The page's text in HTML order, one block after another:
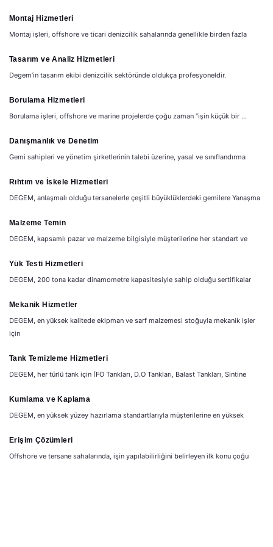
Montaj Hizmetleri
Montaj işleri, offshore ve ticari denizcilik sahalarında genellikle birden fazla
Tasarım ve Analiz Hizmetleri
Degem’in tasarım ekibi denizcilik sektöründe oldukça profesyoneldir.
Borulama Hizmetleri
Borulama işleri, offshore ve marine projelerde çoğu zaman “işin küçük bir ...
Danışmanlık ve Denetim
Gemi sahipleri ve yönetim şirketlerinin talebi üzerine, yasal ve sınıflandırma
Rıhtım ve İskele Hizmetleri
DEGEM, anlaşmalı olduğu tersanelerle çeşitli büyüklüklerdeki gemilere Yanaşma
Malzeme Temin
DEGEM, kapsamlı pazar ve malzeme bilgisiyle müşterilerine her standart ve
Yük Testi Hizmetleri
DEGEM, 200 tona kadar dinamometre kapasitesiyle sahip olduğu sertifikalar
Mekanik Hizmetler
DEGEM, en yüksek kalitede ekipman ve sarf malzemesi stoğuyla mekanik işler
için
Tank Temizleme Hizmetleri
DEGEM, her türlü tank için (FO Tankları, D.O Tankları, Balast Tankları, Sintine
Kumlama ve Kaplama
DEGEM, en yüksek yüzey hazırlama standartlarıyla müşterilerine en yüksek
Erişim Çözümleri
Offshore ve tersane sahalarında, işin yapılabilirliğini belirleyen ilk konu çoğu